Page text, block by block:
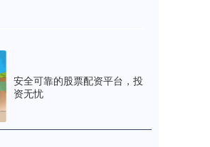
安全可靠的股票配资平台，投
资无忧